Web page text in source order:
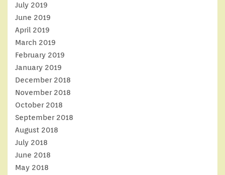
July 2019
June 2019
April 2019
March 2019
February 2019
January 2019
December 2018
November 2018
October 2018
September 2018
August 2018
July 2018
June 2018
May 2018